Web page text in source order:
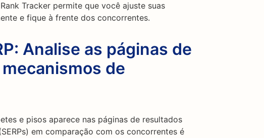
Tracker permite que você ajuste suas
e fique à frente dos concorrentes.
Analise as páginas de
de
e pisos aparece nas páginas de resultados
em comparação com os concorrentes é